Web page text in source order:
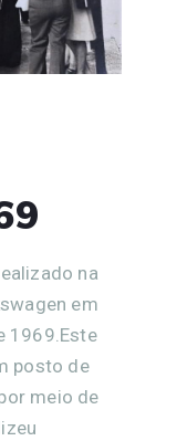
na
em
1969.Este
posto de
meio de